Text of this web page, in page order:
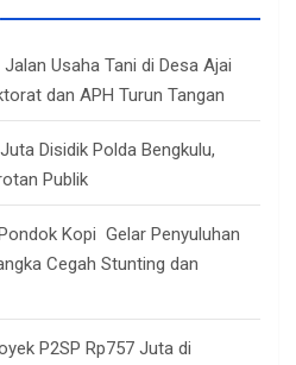
Usaha Tani di Desa Ajai
dan APH Turun Tangan
Disidik Polda Bengkulu,
Publik
Kopi Gelar Penyuluhan
Cegah Stunting dan
P2SP Rp757 Juta di